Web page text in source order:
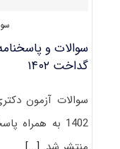
سوالات و
گداخت ۱۴۰۲
سوالات آزمون
1402 به